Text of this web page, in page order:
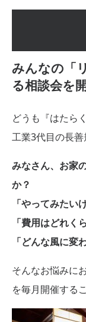
みんなの「
る相談会を
どうも『はたら
工業3代目の長善
みなさん、お家
か？
「やってみたい
「費用はどれく
「どんな風に変
そんなお悩みに
を毎月開催する